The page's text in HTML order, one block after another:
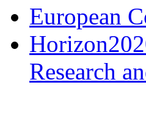
European
Research